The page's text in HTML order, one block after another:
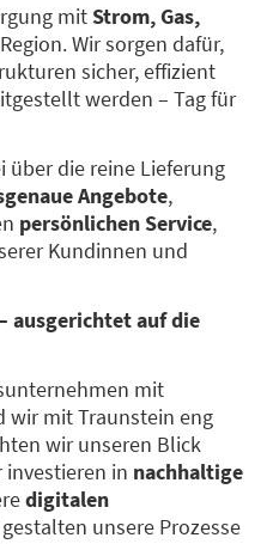
mitStrom, Gas,
Wir sorgen dafür,
sicher, effizient
werden – Tag für
über die reine Lieferung
Angebote,
persönlichen Service,
Kundinnen und
ausgerichtet auf die
mit
wir mit Traunstein eng
wir unseren Blick
investieren in nachhaltige
digitalen
unsere Prozesse